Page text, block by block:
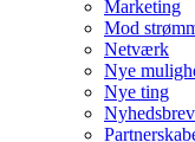
Marketing
Mod
Netværk
Nye
Nye ting